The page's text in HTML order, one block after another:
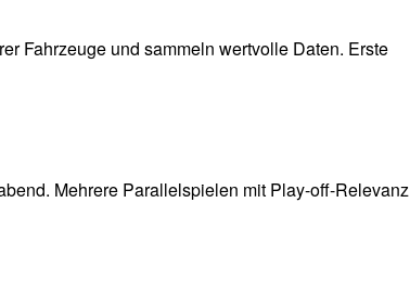
Fahrzeuge und sammeln wertvolle Daten. Erste
Mehrere Parallelspielen mit Play-off-Relevanz